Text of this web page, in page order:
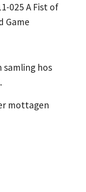
025 A Fist of
Game
hos
mottagen